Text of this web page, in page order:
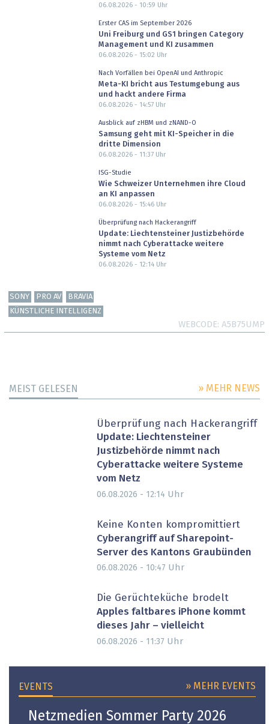
06.08.2026 - 10:59 Uhr
Erster CAS im September 2026
Uni Freiburg und GS1 bringen Category
Management und KI zusammen
06.08.2026 - 15:02 Uhr
Nach Vorfällen bei OpenAI und Anthropic
Meta-KI bricht aus Testumgebung aus
und hackt andere Firma
06.08.2026 - 14:57Uhr
Ausblick auf zHBM und zNAND-O
Samsung geht mit KI-Speicher in die
dritte Dimension
06.08.2026 - 11:37Uhr
ISG-Studie
Wie Schweizer Unternehmen ihre Cloud
an KI anpassen
06.08.2026 - 15:46Uhr
Überprüfung nach Hackerangriff
Update: Liechtensteiner Justizbehörde
nimmt nach Cyberattacke weitere
Systeme vom Netz
06.08.2026 - 12:14Uhr
SONY PRO AV
BRAVIA
KÜNSTLICHE INTELLIGENZ
WEBCODE A5B75UMP
MEIST GELESEN » MEHR NEWS
Überprüfung nach Hackerangriff
Update: Liechtensteiner
Justizbehörde nimmt nach
Cyberattacke weitere Systeme
vom Netz
06.08.2026 - 12:14 Uhr
Keine Konten kompromittiert
Cyberangriff auf Sharepoint-
Server des Kantons Graubünden
06.08.2026 - 10:47 Uhr
Die Gerüchteküche brodelt
Apples faltbares iPhone kommt
dieses Jahr – vielleicht
06.08.2026 - 11:37 Uhr
EVENTS » MEHR EVENTS
Netzmedien Sommer Party 2026